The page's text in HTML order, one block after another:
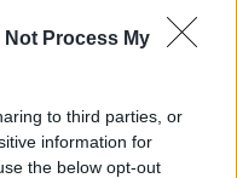
Not Process My
to third parties, or
information for
the below opt-out